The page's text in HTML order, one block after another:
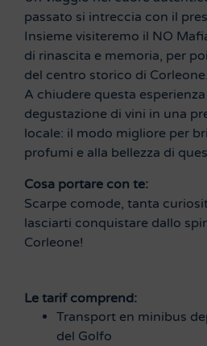
passato si intreccia con il
Insieme visiteremo il NO
di rinascita e memoria, per
del centro storico di Corleone.
A chiudere questa
degustazione di vini in una
locale: il modo migliore per
profumi e alla bellezza di
Cosa portare con te:
Scarpe comode, tanta
lasciarti conquistare dallo
Corleone!
Le tarif comprend:
Transport en minibus
del Golfo